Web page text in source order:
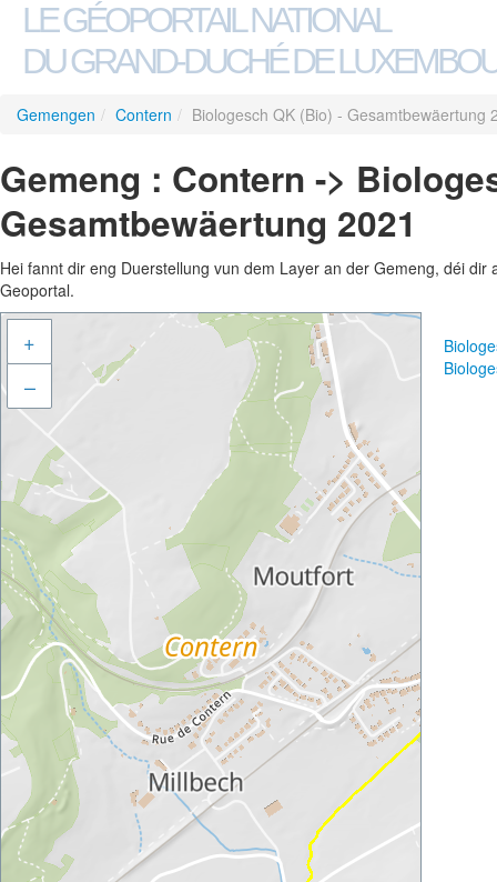
LE GÉOPORTAIL NATIONAL
DU GRAND-DUCHÉ DE
Gemengen / Contern / Biologesch QK (Bio) - Gesamtbewäertung
Gemeng : Contern ->
Gesamtbewäertung 2021
Hei fannt dir eng Duerstellung vun dem Layer an der Gemeng, déi
Geoportal.
+
–